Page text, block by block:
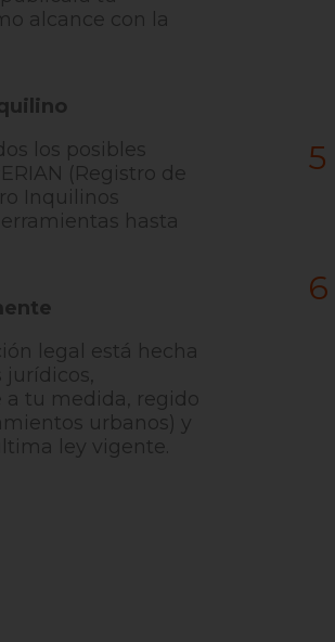
alcance con la
los posibles
(Registro de
Inquilinos
hasta
legal está hecha
jurídicos,
tu medida, regido
urbanos) y
ley vigente.
5
6